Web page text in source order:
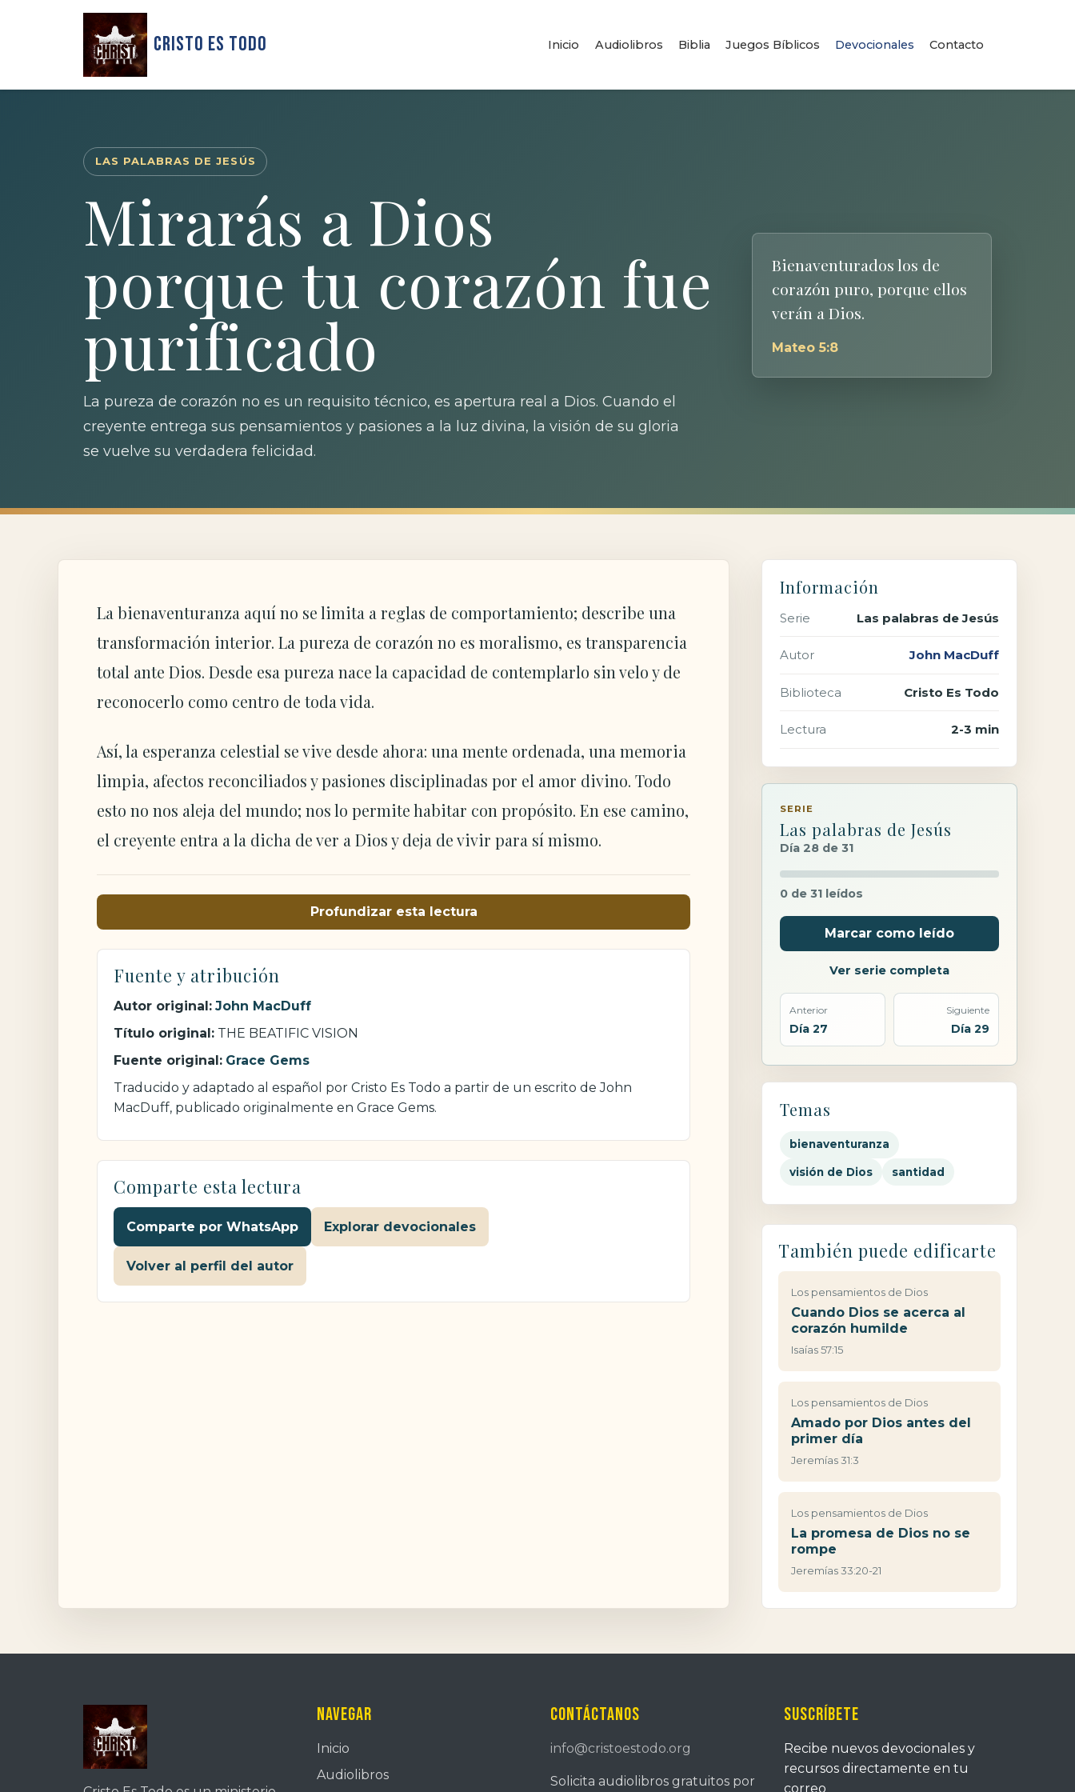
Cristo Es Todo Inicio Audiolibros Biblia Juegos Bíblicos Devocionales Contacto
LAS PALABRAS DE JESÚS
Mirarás a Dios
porque tu corazón fue
purificado
La pureza de corazón no es un requisito técnico, es apertura real a Dios. Cuando el
creyente entrega sus pensamientos y pasiones a la luz divina, la visión de su gloria
se vuelve su verdadera felicidad.
Bienaventurados los de
corazón puro, porque ellos
verán a Dios.
Mateo 5:8
La bienaventuranza aquí no se limita a reglas de comportamiento; describe una
transformación interior. La pureza de corazón no es moralismo, es transparencia
total ante Dios. Desde esa pureza nace la capacidad de contemplarlo sin velo y de
reconocerlo como centro de toda vida.
Así, la esperanza celestial se vive desde ahora: una mente ordenada, una memoria
limpia, afectos reconciliados y pasiones disciplinadas por el amor divino. Todo
esto no nos aleja del mundo; nos lo permite habitar con propósito. En ese camino,
el creyente entra a la dicha de ver a Dios y deja de vivir para sí mismo.
Profundizar esta lectura
Fuente y atribución
Autor original: John MacDuff
Título original: THE BEATIFIC VISION
Fuente original: Grace Gems
Traducido y adaptado al español por Cristo Es Todo a partir de un escrito de John
MacDuff, publicado originalmente en Grace Gems.
Comparte esta lectura
Comparte por WhatsApp Explorar devocionales
Volver al perfil del autor
Información
Serie Las palabras de Jesús
Autor John MacDuff
Biblioteca Cristo Es Todo
Lectura 2-3 min
SERIE
Las palabras de Jesús
Día 28 de 31
0 de 31 leídos
Marcar como leído
Ver serie completa
Anterior
Día 27
Siguiente
Día 29
Temas
bienaventuranza
visión de Dios santidad
También puede edificarte
Los pensamientos de Dios
Cuando Dios se acerca al
corazón humilde
Isaías 57:15
Los pensamientos de Dios
Amado por Dios antes del
primer día
Jeremías 31:3
Los pensamientos de Dios
La promesa de Dios no se
rompe
Jeremías 33:20-21
Navegar
Inicio
Audiolibros
Contáctanos
info@cristoestodo.org
Solicita audiolibros gratuitos por
Suscríbete
Recibe nuevos devocionales y
recursos directamente en tu
correo